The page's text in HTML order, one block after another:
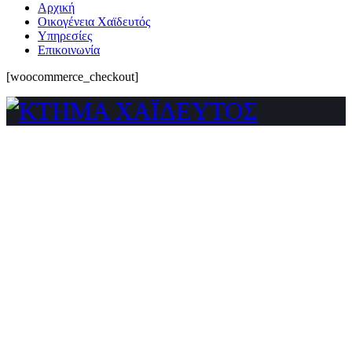
Αρχική
Οικογένεια Χαϊδευτός
Υπηρεσίες
Επικοινωνία
[woocommerce_checkout]